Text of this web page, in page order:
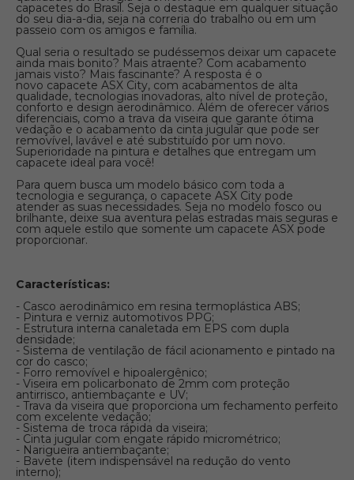
capacetes do Brasil. Seja o destaque em qualquer situação
do seu dia-a-dia, seja na correria do trabalho ou em um
passeio com os amigos e família.
Qual seria o resultado se pudéssemos deixar um capacete
ainda mais bonito? Mais atraente? Com acabamento
jamais visto? Mais fascinante? A resposta é o
novo capacete ASX City, com acabamentos de alta
qualidade, tecnologias inovadoras, alto nível de proteção,
conforto e design aerodinâmico. Além de oferecer vários
diferenciais, como a trava da viseira que garante ótima
vedação e o acabamento da cinta jugular que pode ser
removível, lavável e até substituído por um novo.
Superioridade na pintura e detalhes que entregam um
capacete ideal para você!
Para quem busca um modelo básico com toda a
tecnologia e segurança, o capacete ASX City pode
atender as suas necessidades. Seja no modelo fosco ou
brilhante, deixe sua aventura pelas estradas mais seguras e
com aquele estilo que somente um capacete ASX pode
proporcionar.
Características:
- Casco aerodinâmico em resina termoplástica ABS;
- Pintura e verniz automotivos PPG;
- Estrutura interna canaletada em EPS com dupla
densidade;
- Sistema de ventilação de fácil acionamento e pintado na
cor do casco;
- Forro removível e hipoalergênico;
- Viseira em policarbonato de 2mm com proteção
antirrisco, antiembaçante e UV;
- Trava da viseira que proporciona um fechamento perfeito
com excelente vedação;
- Sistema de troca rápida da viseira;
- Cinta jugular com engate rápido micrométrico;
- Narigueira antiembaçante;
- Bavete (item indispensável na redução do vento
interno);